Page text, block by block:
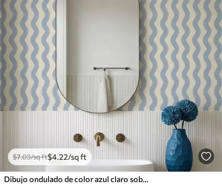
$7.03/sq ft$4.22/sq ft
Dibujo ondulado de color azul claro sobre fondo claro